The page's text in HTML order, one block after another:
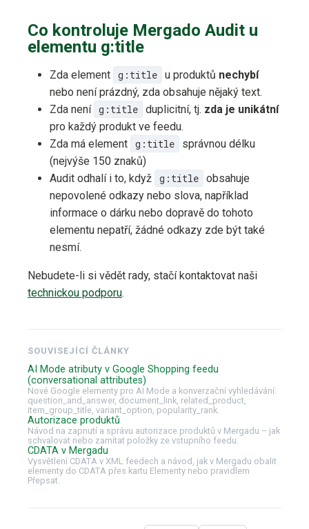
Co kontroluje Mergado Audit u
elementu g:title
Zda element g:title u produktů nechybí
nebo není prázdný, zda obsahuje nějaký text.
Zda není g:title duplicitní, tj. zda je unikátní
pro každý produkt ve feedu.
Zda má element g:title
správnou délku
(nejvýše 150 znaků)
Audit odhalí i to, když g:title obsahuje
nepovolené odkazy nebo slova, například
informace o dárku nebo dopravě do tohoto
elementu nepatří, žádné odkazy zde být také
nesmí.
Nebudete-li si vědět rady, stačí kontaktovat naši
technickou podporu.
SOUVISEJÍCÍ ČLÁNKY
AI Mode atributy v Google Shopping feedu
(conversational attributes)
Nové Google elementy pro AI Mode a konverzační vyhledávání:
question_and_answer, document_link, related_product,
item_group_title, variant_option, popularity_rank.
Autorizace produktů
Návod na zapnutí a správu autorizace produktů v Mergadu – jak
schvalovat nebo zamítat položky ze vstupního feedu.
CDATA v Mergadu
Vysvětlení CDATA v XML feedech a návod, jak v Mergadu obalit
elementy do CDATA přes kartu Elementy nebo pravidlem
Přepsat.